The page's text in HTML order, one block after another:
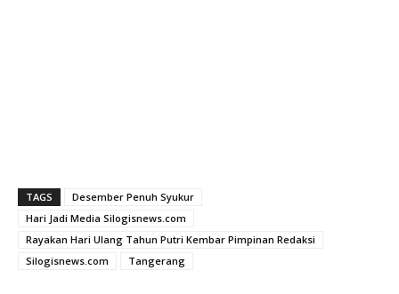
TAGS
Desember Penuh Syukur
Hari Jadi Media Silogisnews.com
Rayakan Hari Ulang Tahun Putri Kembar Pimpinan Redaksi
Silogisnews.com
Tangerang